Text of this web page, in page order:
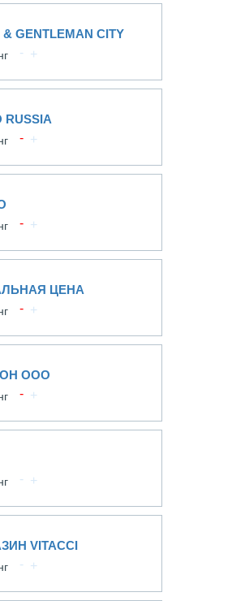
& GENTLEMAN CITY
RUSSIA
ЦЕНА
ООО
VITACCI